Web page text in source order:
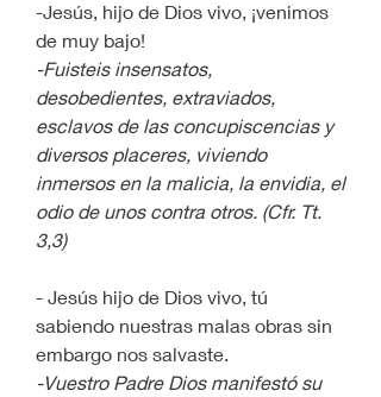
-Jesús, hijo de Dios vivo, ¡venimos
de muy bajo!
-Fuisteis insensatos,
desobedientes, extraviados,
esclavos de las concupiscencias y
diversos placeres, viviendo
inmersos en la malicia, la envidia, el
odio de unos contra otros. (Cfr. Tt.
3,3)
- Jesús hijo de Dios vivo, tú
sabiendo nuestras malas obras sin
embargo nos salvaste.
-Vuestro Padre Dios manifestó su